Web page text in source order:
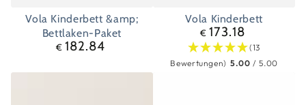
Vola Kinderbett &amp;
Bettlaken-Paket
Regulärer
€ 182.84
Vola Kinderbett
Regulärer
Preis
€ 173.18
(13
Bewertungen) 5.00 / 5.00